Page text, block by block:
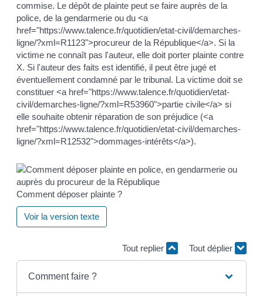
commise. Le dépôt de plainte peut se faire auprès de la
police, de la gendarmerie ou du <a
href="https://www.talence.fr/quotidien/etat-civil/demarches-
ligne/?xml=R1123">procureur de la République</a>. Si la
victime ne connaît pas l'auteur, elle doit porter plainte contre
X. Si l'auteur des faits est identifié, il peut être jugé et
éventuellement condamné par le tribunal. La victime doit se
constituer <a href="https://www.talence.fr/quotidien/etat-
civil/demarches-ligne/?xml=R53960">partie civile</a> si
elle souhaite obtenir réparation de son préjudice (<a
href="https://www.talence.fr/quotidien/etat-civil/demarches-
ligne/?xml=R12532">dommages-intérêts</a>).
Comment déposer plainte ?
Voir la version texte
Tout replier Tout déplier
Comment faire ?